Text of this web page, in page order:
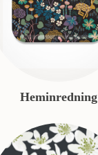
Heminredning